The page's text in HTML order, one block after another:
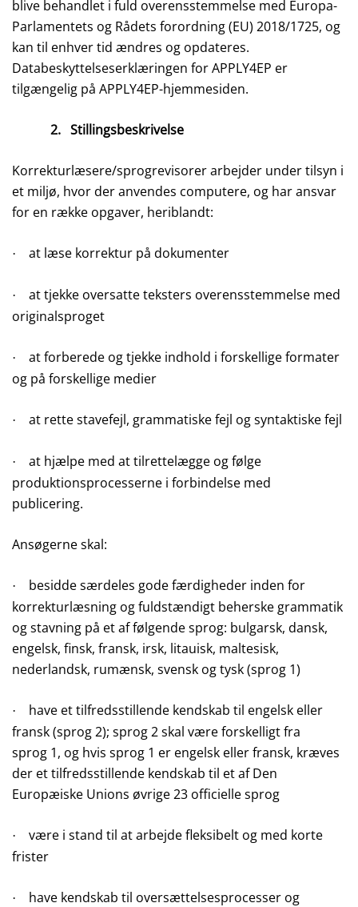
blive behandlet i fuld overensstemmelse med Europa-
Parlamentets og Rådets forordning (EU) 2018/1725, og
kan til enhver tid ændres og opdateres.
Databeskyttelseserklæringen for APPLY4EP er
tilgængelig på APPLY4EP-hjemmesiden.
2. Stillingsbeskrivelse
Korrekturlæsere/sprogrevisorer arbejder under tilsyn i
et miljø, hvor der anvendes computere, og har ansvar
for en række opgaver, heriblandt:
· at læse korrektur på dokumenter
·
at tjekke oversatte teksters overensstemmelse med
originalsproget
·
at forberede og tjekke indhold i forskellige formater
og på forskellige medier
· at rette stavefejl, grammatiske fejl og syntaktiske fejl
·
at hjælpe med at tilrettelægge og følge
produktionsprocesserne i forbindelse med
publicering.
Ansøgerne skal:
·
besidde særdeles gode færdigheder inden for
korrekturlæsning og fuldstændigt beherske grammatik
og stavning på et af følgende sprog: bulgarsk, dansk,
engelsk, finsk, fransk, irsk, litauisk, maltesisk,
nederlandsk, rumænsk, svensk og tysk (sprog 1)
·
have et tilfredsstillende kendskab til engelsk eller
fransk (sprog 2); sprog 2 skal være forskelligt fra
sprog 1, og hvis sprog 1 er engelsk eller fransk, kræves
der et tilfredsstillende kendskab til et af Den
Europæiske Unions øvrige 23 officielle sprog
·
være i stand til at arbejde fleksibelt og med korte
frister
·
have kendskab til oversættelsesprocesser og